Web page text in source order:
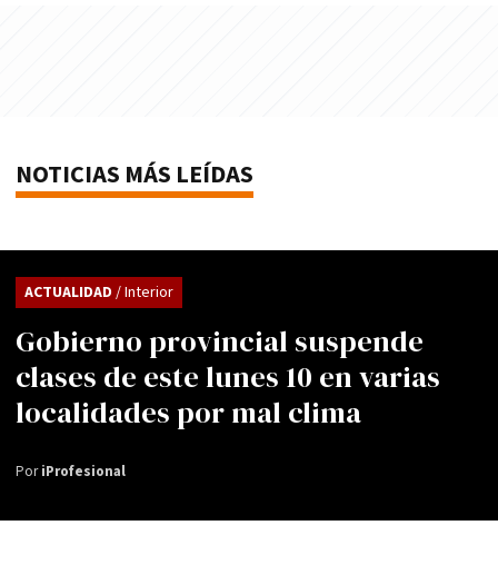
NOTICIAS MÁS LEÍDAS
Gobierno provincial suspende
clases de este lunes 10 en varias
localidades por mal clima
ACTUALIDAD / Interior
PoriProfesional